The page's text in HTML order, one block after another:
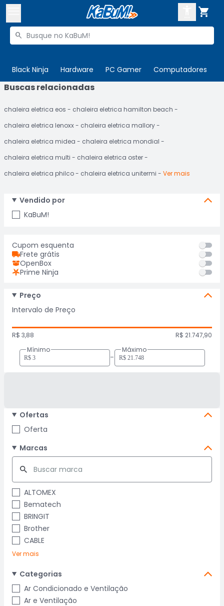

Buscar produtos

Black Ninja Hardware PC Gamer Computadores

 Departamentos
Cupons
Mais Vendidos
ENTRE
CADASTRE-SE
Buscas relacionadas
chaleira eletrica eos
chaleira eletrica hamilton beach
chaleira eletrica lenoxx
chaleira eletrica mallory
chaleira eletrica midea
chaleira eletrica mondial
chaleira eletrica multi
chaleira eletrica oster
chaleira eletrica philco
chaleira eletrica unitermi Ver mais
Vendido por
KaBuM!
Cupom esquenta
Frete grátis
OpenBox
Prime Ninja
Preço
Intervalo de Preço
R$ 3,88
R$ 21.747,90
Mínimo
-
Máximo
Ofertas
Oferta
Marcas
ALTOMEX
Bematech
BRINGIT
Brother
CABLE
Ver mais
Categorias
Ar Condicionado e Ventilação
Ar e Ventilação